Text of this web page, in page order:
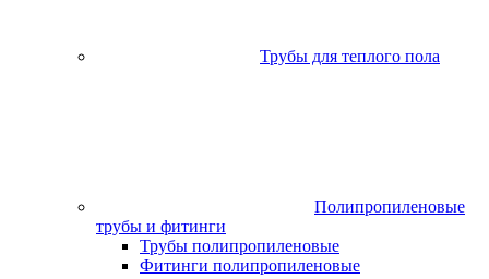
Трубы для теплого пола
Полипропиленовые
трубы и фитинги
Трубы полипропиленовые
Фитинги полипропиленовые